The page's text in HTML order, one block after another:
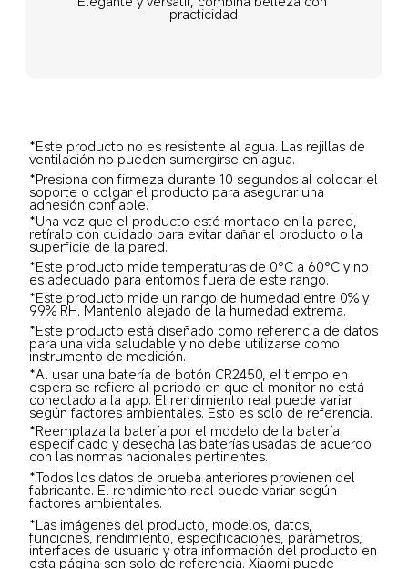
practicidad
*Este producto no es resistente al agua. Las rejillas de
ventilación no pueden sumergirse en agua.
*Presiona con firmeza durante 10 segundos al colocar el
soporte o colgar el producto para asegurar una
adhesión confiable.
*Una vez que el producto esté montado en la pared,
retíralo con cuidado para evitar dañar el producto o la
superficie de la pared.
*Este producto mide temperaturas de 0°C a 60°C y no
es adecuado para entornos fuera de este rango.
*Este producto mide un rango de humedad entre 0% y
99% RH. Mantenlo alejado de la humedad extrema.
*Este producto está diseñado como referencia de datos
para una vida saludable y no debe utilizarse como
instrumento de medición.
*Al usar una batería de botón CR2450, el tiempo en
espera se refiere al periodo en que el monitor no está
conectado a la app. El rendimiento real puede variar
según factores ambientales. Esto es solo de referencia.
*Reemplaza la batería por el modelo de la batería
especificado y desecha las baterías usadas de acuerdo
con las normas nacionales pertinentes.
*Todos los datos de prueba anteriores provienen del
fabricante. El rendimiento real puede variar según
factores ambientales.
*Las imágenes del producto, modelos, datos,
funciones, rendimiento, especificaciones, parámetros,
interfaces de usuario y otra información del producto en
esta página son solo de referencia. Xiaomi puede